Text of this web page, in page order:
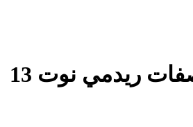
مواصفات ريدمي نوت 13